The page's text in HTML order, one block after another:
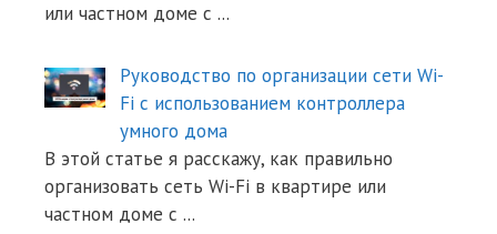
или частном доме с ...
Руководство по организации сети Wi-
Fi с использованием контроллера
умного дома
В этой статье я расскажу, как правильно
организовать сеть Wi-Fi в квартире или
частном доме с ...